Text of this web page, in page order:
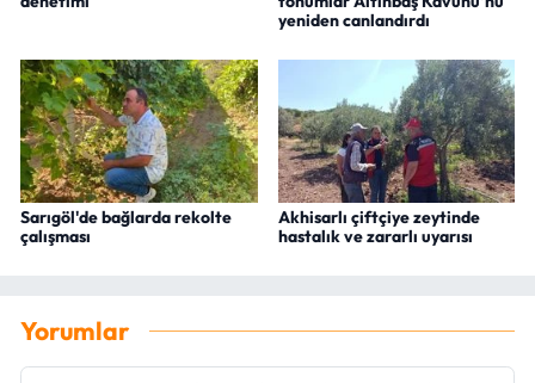
yeniden canlandırdı
Sarıgöl'de bağlarda rekolte
çalışması
Akhisarlı çiftçiye zeytinde
hastalık ve zararlı uyarısı
Yorumlar